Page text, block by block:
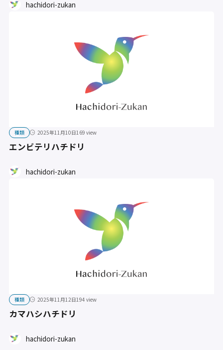
hachidori-zukan
種類 2025年11月10日169 view
エンビテリハチドリ
hachidori-zukan
種類 2025年11月12日194 view
カマハシハチドリ
hachidori-zukan